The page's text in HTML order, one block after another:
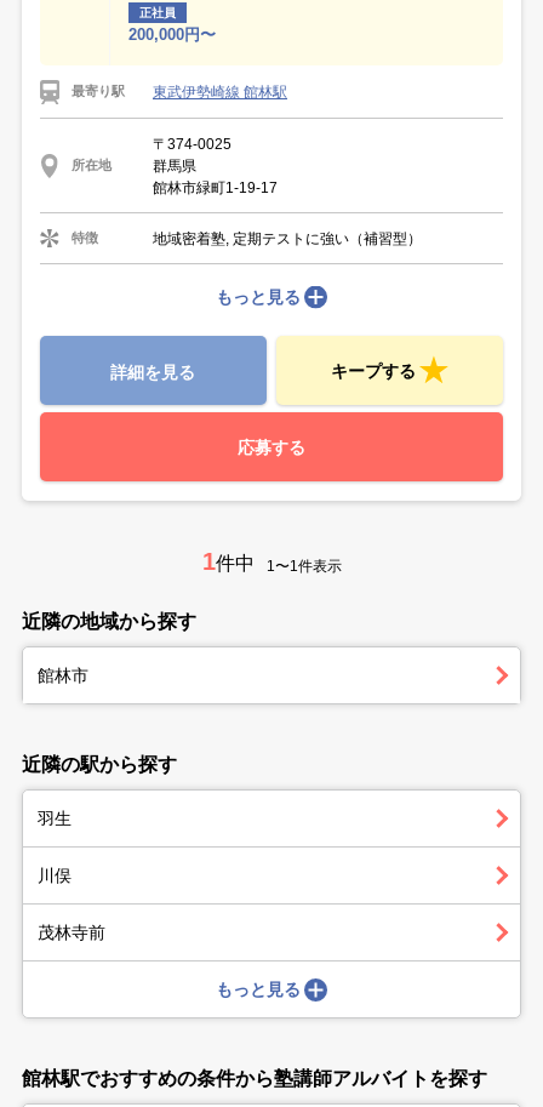
正社員
200,000円〜
最寄り駅 東武伊勢崎線 館林駅
所在地
〒374-0025
群馬県
館林市緑町1-19-17
特徴 地域密着塾, 定期テストに強い（補習型）
もっと見る
詳細を見る キープする
応募する
1件中 1〜1件表示
近隣の地域から探す
館林市
近隣の駅から探す
羽生
川俣
茂林寺前
もっと見る
館林駅でおすすめの条件から塾講師アルバイトを探す